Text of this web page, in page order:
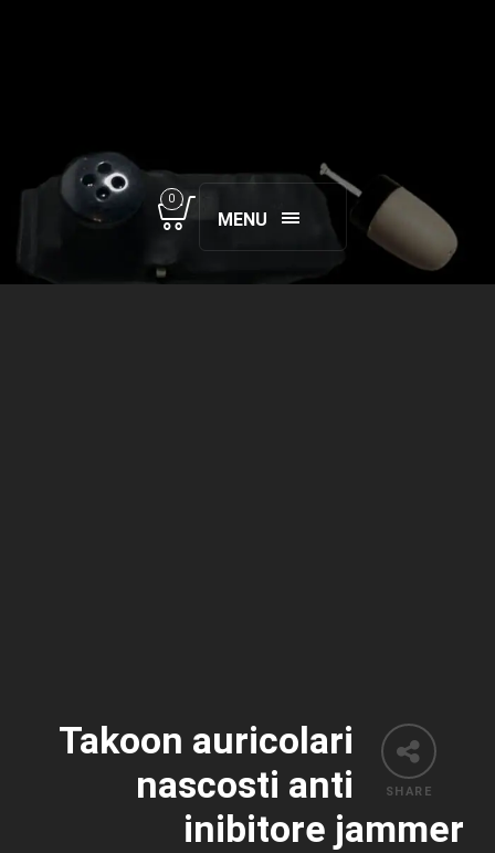
MENU
0
SHARE
Takoon auricolari
nascosti anti
inibitore jammer